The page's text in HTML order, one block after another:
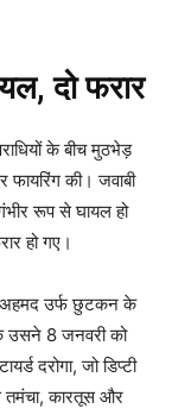
दो फरार
के बीच मुठभेड़
की। जवाबी
रूप से घायल हो
हो गए।
अहमद उर्फ छुटकन के
उसने 8 जनवरी को
दरोगा, जो डिप्टी
तमंचा, कारतूस और